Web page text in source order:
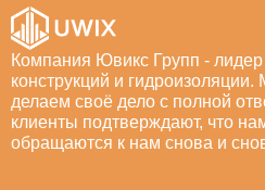
Компания Ювикс Групп -
конструкций и
делаем своё дело с полной
клиенты подтверждают, что
обращаются к нам снова и